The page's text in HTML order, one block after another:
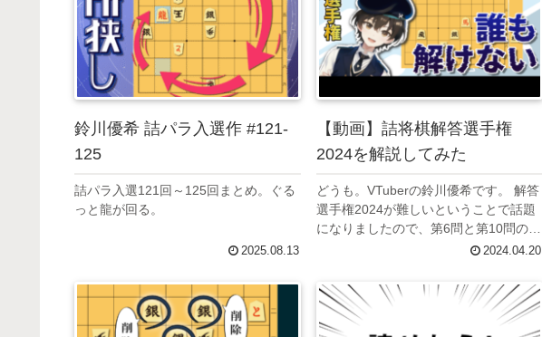
鈴川優希 詰パラ入選作 #121-
125
詰パラ入選121回～125回まとめ。ぐる
っと龍が回る。
2025.08.13
【動画】詰将棋解答選手権
2024を解説してみた
どうも。VTuberの鈴川優希です。 解答
選手権2024が難しいということで話題
になりましたので、第6問と第10問の解
説動画をYouTubeに投稿しました。10
見てください。
2024.04.20